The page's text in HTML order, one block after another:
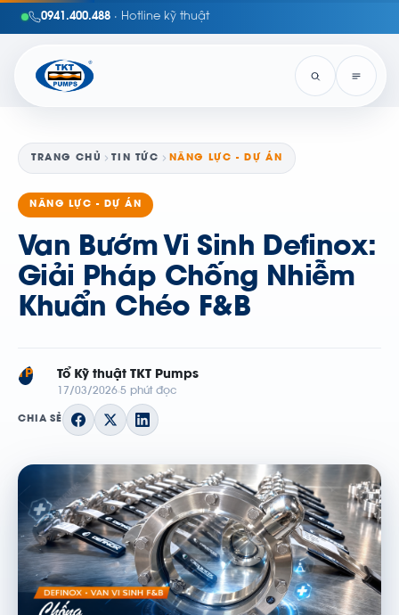
0941.400.488 · Hotline kỹ thuật
TRANG CHỦ TIN TỨC NĂNG LỰC - DỰ ÁN
NĂNG LỰC - DỰ ÁN
Van Bướm Vi Sinh Definox:
Giải Pháp Chống Nhiễm
Khuẩn Chéo F&B
TP Tổ Kỹ thuật TKT Pumps
17/03/2026 5 phút đọc
CHIA SẺ